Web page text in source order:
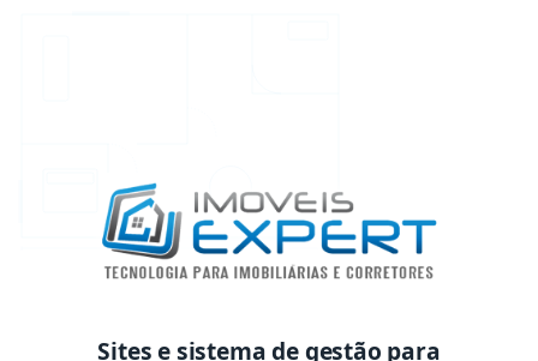
Sites e sistema de gestão para